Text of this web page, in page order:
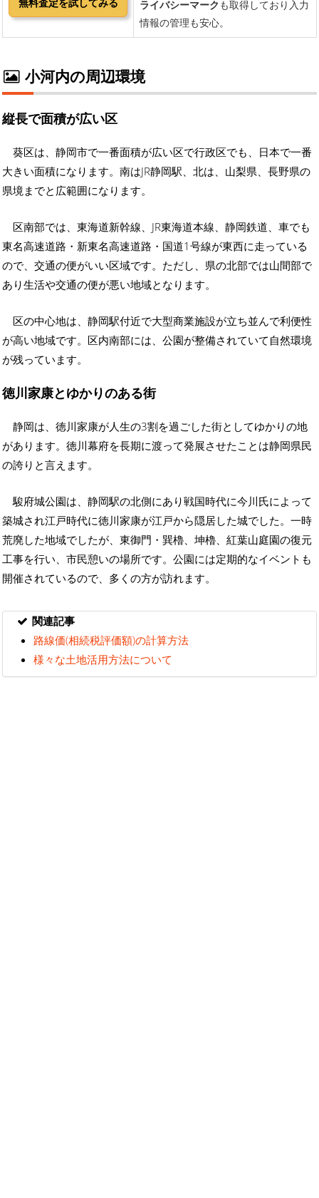
小河内の周辺環境
縦長で面積が広い区
葵区は、静岡市で一番面積が広い区で行政区でも、日本で一番
大きい面積になります。南はJR静岡駅、北は、山梨県、長野県の
県境までと広範囲になります。
区南部では、東海道新幹線、JR東海道本線、静岡鉄道、車でも
東名高速道路・新東名高速道路・国道1号線が東西に走っている
ので、交通の便がいい区域です。ただし、県の北部では山間部で
あり生活や交通の便が悪い地域となります。
区の中心地は、静岡駅付近で大型商業施設が立ち並んで利便性
が高い地域です。区内南部には、公園が整備されていて自然環境
が残っています。
徳川家康とゆかりのある街
静岡は、徳川家康が人生の3割を過ごした街としてゆかりの地
があります。徳川幕府を長期に渡って発展させたことは静岡県民
の誇りと言えます。
駿府城公園は、静岡駅の北側にあり戦国時代に今川氏によって
築城され江戸時代に徳川家康が江戸から隠居した城でした。一時
荒廃した地域でしたが、東御門・巽櫓、坤櫓、紅葉山庭園の復元
工事を行い、市民憩いの場所です。公園には定期的なイベントも
開催されているので、多くの方が訪れます。
関連記事
路線価(相続税評価額)の計算方法
様々な土地活用方法について